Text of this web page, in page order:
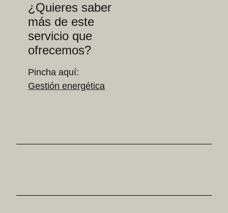
¿Quieres saber
más de este
servicio que
ofrecemos?
Pincha aquí:
Gestión energética